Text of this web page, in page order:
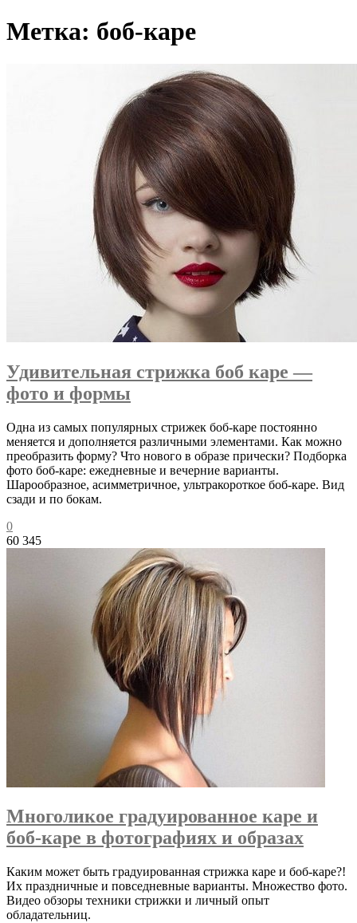
Метка: боб-каре
Удивительная стрижка боб каре —
фото и формы
Одна из самых популярных стрижек боб-каре постоянно
меняется и дополняется различными элементами. Как можно
преобразить форму? Что нового в образе прически? Подборка
фото боб-каре: ежедневные и вечерние варианты.
Шарообразное, асимметричное, ультракороткое боб-каре. Вид
сзади и по бокам.
0
60 345
Многоликое градуированное каре и
боб-каре в фотографиях и образах
Каким может быть градуированная стрижка каре и боб-каре?!
Их праздничные и повседневные варианты. Множество фото.
Видео обзоры техники стрижки и личный опыт
обладательниц.